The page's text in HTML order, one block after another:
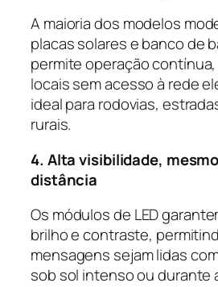
A maioria dos modelos
placas solares e banco de
permite operação
locais sem acesso à rede
ideal para rodovias,
rurais.
4. Alta visibilidade,
distância
Os módulos de LED
brilho e contraste,
mensagens sejam lidas
sob sol intenso ou durante